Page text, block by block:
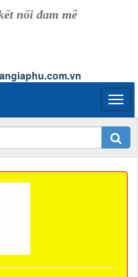
nối đam mê